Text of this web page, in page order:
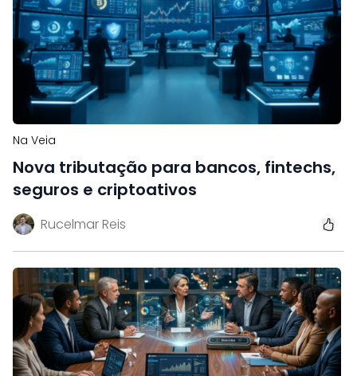
Na Veia
Nova tributação para bancos, fintechs,
seguros e criptoativos
Rucelmar Reis